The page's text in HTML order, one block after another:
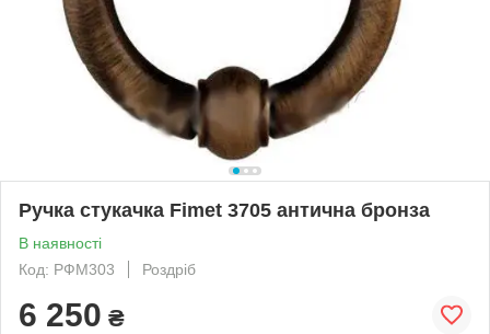
Ручка стукачка Fimet 3705 антична бронза
В наявності
Код: РФМ303
Роздріб
6 250 ₴